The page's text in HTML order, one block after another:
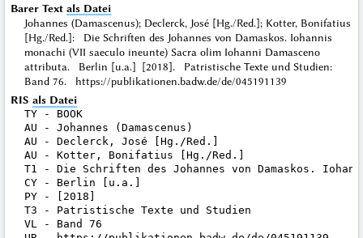
Barer Text als Datei
Johannes (Damascenus); Declerck, José [Hg./Red.]; Kotter, Bonifatius
[Hg./Red.]: Die Schriften des Johannes von Damaskos. Iohannis
monachi (VII saeculo ineunte) Sacra olim Iohanni Damasceno
attributa. Berlin [u.a.] [2018]. Patristische Texte und Studien:
Band 76. https://publikationen.badw.de/de/045191139
RIS als Datei
TY - BOOK
AU - Johannes (Damascenus)
AU - Declerck, José [Hg./Red.]
AU - Kotter, Bonifatius [Hg./Red.]
T1 - Die Schriften des Johannes von Damaskos.
CY - Berlin [u.a.]
PY - [2018]
T3 - Patristische Texte und Studien
VL - Band 76